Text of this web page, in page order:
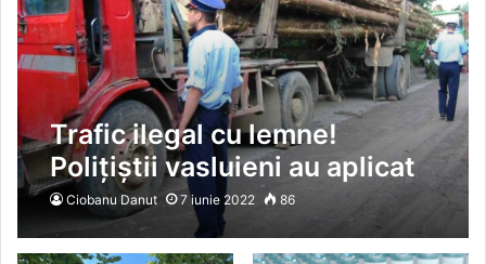
Trafic ilegal cu lemne!
Polițiștii vasluieni au aplicat
amenzi și au confiscat
material lemnos
Ciobanu Danut 7 iunie 2022 86